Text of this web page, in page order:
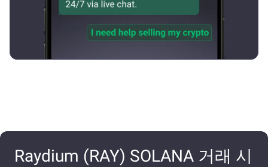
Raydium (RAY) SOLANA 거래 시